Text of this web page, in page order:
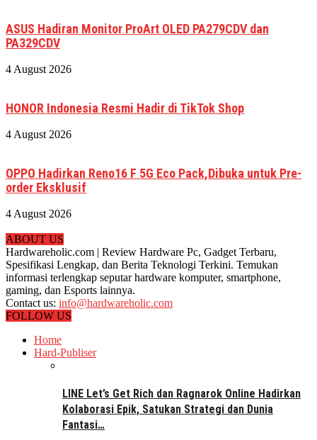
ASUS Hadiran Monitor ProArt OLED PA279CDV dan
PA329CDV
4 August 2026
HONOR Indonesia Resmi Hadir di TikTok Shop
4 August 2026
OPPO Hadirkan Reno16 F 5G Eco Pack,Dibuka untuk Pre-
order Eksklusif
4 August 2026
ABOUT US
Hardwareholic.com | Review Hardware Pc, Gadget Terbaru,
Spesifikasi Lengkap, dan Berita Teknologi Terkini. Temukan
informasi terlengkap seputar hardware komputer, smartphone,
gaming, dan Esports lainnya.
Contact us: info@hardwareholic.com
FOLLOW US
Home
Hard-Publiser
LINE Let’s Get Rich dan Ragnarok Online Hadirkan
Kolaborasi Epik, Satukan Strategi dan Dunia
Fantasi…